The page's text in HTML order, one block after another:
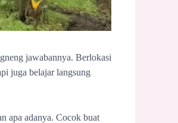
jawabannya. Berlokasi
juga belajar langsung
apa adanya. Cocok buat